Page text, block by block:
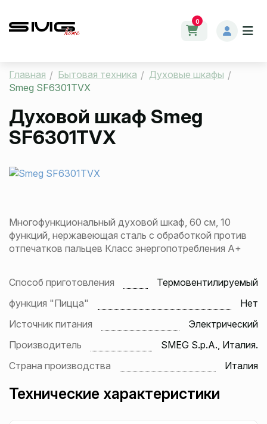
0
Главная Бытовая техника
Духовые шкафы
Smeg SF6301TVX
Духовой шкаф Smeg
SF6301TVX
Многофункциональный духовой шкаф, 60 см, 10
функций, нержавеющая сталь с обработкой против
отпечатков пальцев Класс энергопотребления А+
Способ приготовления
Термовентилируемый
функция "Пицца"
Нет
Источник питания
Электрический
Производитель
SMEG S.p.A., Италия.
Страна производства
Италия
Технические характеристики